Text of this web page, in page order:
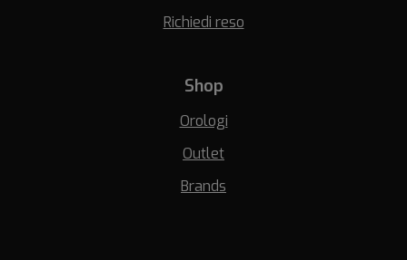
Richiedi reso
Shop
Orologi
Outlet
Brands